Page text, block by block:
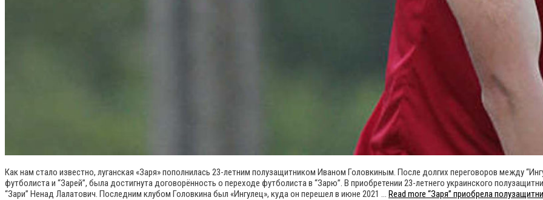
Как нам стало известно, луганская «Заря» пополнилась 23-летним полузащитником Иваном Головкиным. После долгих переговоров между
футболиста и “Зарей”, была достигнута договорённость о переходе футболиста в “Зарю”. В приобретении 23-летнего украинского
“Зари” Ненад Лалатович. Последним клубом Головкина был «Ингулец», куда он перешел в июне 2021 … Read more “Заря” приобрела